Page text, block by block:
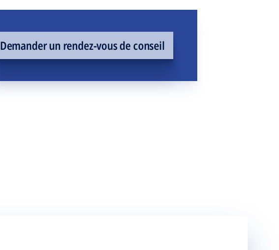
Demander un rendez-vous de conseil